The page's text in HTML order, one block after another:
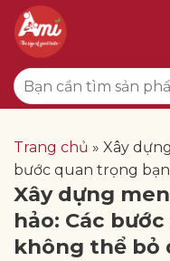
qua
dung
Tìm
kiếm:
Trang chủ » Xây
bước quan trọng
Xây dựng
hảo: Các
không thể bỏ